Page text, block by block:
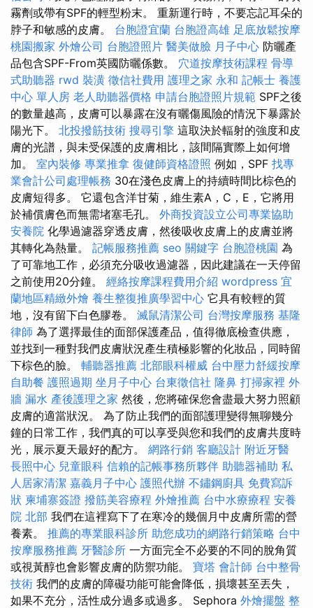
霧劑或帶有SPF的輕型粉末。 重新運行時，不要忘記耳朵的
脖子和敏感的皮膚。 台胞證宜蘭 台胞證高雄 足底放鬆按摩
桃園搬家 外燴公司 台胞證照片 醫美做臉 月子中心 防曬產
品包含SPF-From英國防曬係數。 穴道按摩技術課程 骨導
式助聽器 rwd 裝潢 徵信社費用 護理之家 永和 記帳士 養護
中心 單人房 老人助聽器價格 申請台胞證照片規範 SPF之後
的數量越高，皮膚可以暴露在沒有曬傷風險的情況下暴露於
陽光下。 北投撥筋技術 搜尋引擎 這取決於輻射的強度和皮
膚的光譜，與未受保護的皮膚相比，該間隔實際上如何增
加。 室內裝修 專業推拿 復健師資格證照 例如，SPF 找專
業會計公司處理帳務 30在淺色皮膚上的持續時間比棕色的
皮膚短得多。 它還包含洋甘菊，維生素A，C，E，它將用
於補償膚色而無需堵塞毛孔。 外商投資設立公司專業協助
安養院 化學過濾器穿透皮膚，然後吸收皮膚上的皮膚並將
其轉化為熱量。 記帳服務推薦 seo 關鍵字 台胞證桃園 為
了可靠地工作，必須充分吸收過濾器，因此建議在一天停留
之前使用20分鐘。 經絡按摩課程費用介紹 wordpress 宜
蘭地區精緻外燴 養生整復推廣學習中心 它具有較輕的質
地，沒有留下白色膠卷。 滅鼠清潔公司 台灣按摩服務 基隆
律師 為了選擇最佳的面部保護產品，值得徹底檢查供應，
並找到一種對我們皮膚狀況產生積極影響的化妝品，同時留
下棕色的臉。 輔聽器推薦 北部眼科權威 台中壓力舒緩按摩
自助餐 護照過期 坐月子中心 台東徵信社 隆鼻 打掃家裡 外
牆 漏水 產後護理之家 然後，您將確保您會盡最大努力照顧
皮膚的適當狀況。 為了防止我們的面部護理變得無聊幾分
鐘的日常工作，我們真的可以享受與您和我們的皮膚共度時
光，展示夏天最好的配方。 網路行銷 客廳設計 附近牙醫
長照中心 兒童眼科 信賴的記帳事務所夥伴 助聽器補助 私
人居家清潔 嘉義月子中心 護照代辦 不鏽鋼廚具 免費寫訴
狀 柬埔寨簽證 撥筋美容療程 外燴推薦 台中水療療程 安養
院 北部 我們在這裡寫下了在寒冷的幾個月中皮膚所需的營
養素。 推薦的專業眼科診所 助您成功的網路行銷策略 台中
按摩服務推薦 牙醫診所 一方面完全不必要的不​​同的脫角質
或視黃醇也會影響皮膚的防禦功能。 寶塔 會計師 台中整骨
技術 我們的皮膚的障礙功能可能會降低，損壞甚至丟失，
如果不充分，活性成分過多或過多。 Sephora 外燴擺盤 整